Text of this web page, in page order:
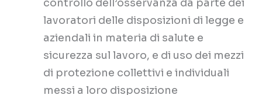
controllo dell’osservanza da parte dei
lavoratori delle disposizioni di legge e
aziendali in materia di salute e
sicurezza sul lavoro, e di uso dei mezzi
di protezione collettivi e individuali
messi a loro disposizione